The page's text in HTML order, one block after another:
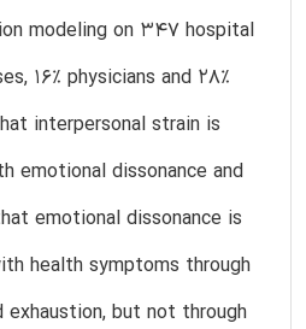
modeling on 347 hospital
16% physicians and 28%
interpersonal strain is
emotional dissonance and
emotional dissonance is
health symptoms through
exhaustion, but not through